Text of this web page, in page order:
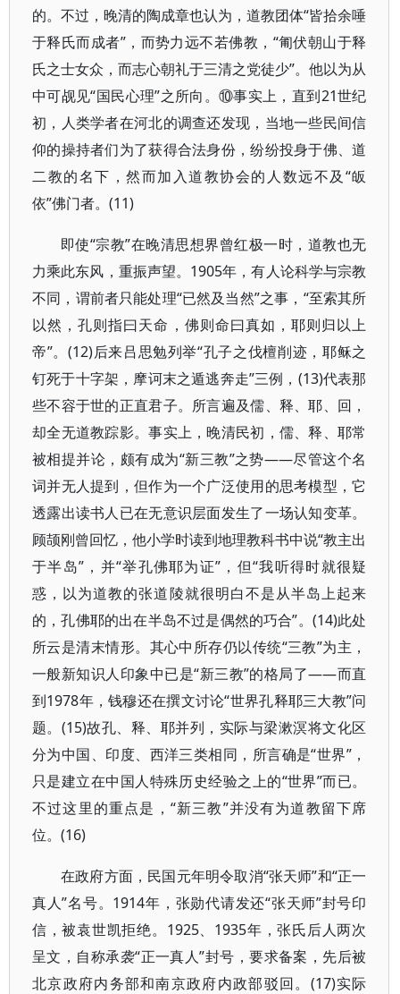
的。不过，晚清的陶成章也认为，道教团体“皆拾余唾
于释氏而成者”，而势力远不若佛教，“匍伏朝山于释
氏之士女众，而志心朝礼于三清之党徒少”。他以为从
中可觇见“国民心理”之所向。⑩事实上，直到21世纪
初，人类学者在河北的调查还发现，当地一些民间信
仰的操持者们为了获得合法身份，纷纷投身于佛、道
二教的名下，然而加入道教协会的人数远不及“皈
依”佛门者。(11)
即使“宗教”在晚清思想界曾红极一时，道教也无
力乘此东风，重振声望。1905年，有人论科学与宗教
不同，谓前者只能处理“已然及当然”之事，“至索其所
以然，孔则指曰天命，佛则命曰真如，耶则归以上
帝”。(12)后来吕思勉列举“孔子之伐檀削迹，耶稣之
钉死于十字架，摩诃末之遁逃奔走”三例，(13)代表那
些不容于世的正直君子。所言遍及儒、释、耶、回，
却全无道教踪影。事实上，晚清民初，儒、释、耶常
被相提并论，颇有成为“新三教”之势——尽管这个名
词并无人提到，但作为一个广泛使用的思考模型，它
透露出读书人已在无意识层面发生了一场认知变革。
顾颉刚曾回忆，他小学时读到地理教科书中说“教主出
于半岛”，并“举孔佛耶为证”，但“我听得时就很疑
惑，以为道教的张道陵就很明白不是从半岛上起来
的，孔佛耶的出在半岛不过是偶然的巧合”。(14)此处
所云是清末情形。其心中所存仍以传统“三教”为主，
一般新知识人印象中已是“新三教”的格局了——而直
到1978年，钱穆还在撰文讨论“世界孔释耶三大教”问
题。(15)故孔、释、耶并列，实际与梁漱溟将文化区
分为中国、印度、西洋三类相同，所言确是“世界”，
只是建立在中国人特殊历史经验之上的“世界”而已。
不过这里的重点是，“新三教”并没有为道教留下席
位。(16)
在政府方面，民国元年明令取消“张天师”和“正一
真人”名号。1914年，张勋代请发还“张天师”封号印
信，被袁世凯拒绝。1925、1935年，张氏后人两次
呈文，自称承袭“正一真人”封号，要求备案，先后被
北京政府内务部和南京政府内政部驳回。(17)实际